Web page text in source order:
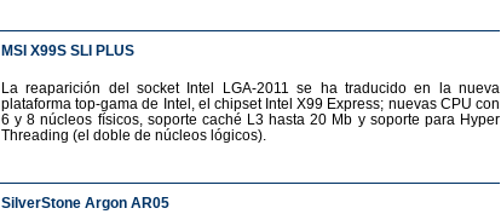
MSI X99S SLI PLUS
La reaparición del socket Intel LGA-2011 se ha traducido en la nueva
plataforma top-gama de Intel, el chipset Intel X99 Express; nuevas CPU con
6 y 8 núcleos físicos, soporte caché L3 hasta 20 Mb y soporte para Hyper
Threading (el doble de núcleos lógicos).
SilverStone Argon AR05